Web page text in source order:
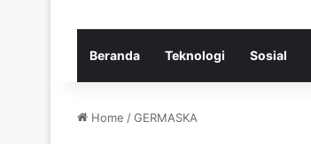
Beranda Teknologi Sosial
Home /GERMASKA